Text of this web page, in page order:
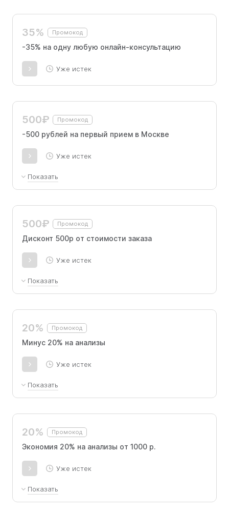
35% Промокод
-35% на одну любую онлайн-консультацию
Уже истек
500₽ Промокод
-500 рублей на первый прием в Москве
Уже истек
Показать
код вводится на сайте, применяется 1 раз.
500₽ Промокод
Дисконт 500р от стоимости заказа
Уже истек
Показать
вводится на сайте, применяется 1 раз.
20% Промокод
Минус 20% на анализы
Уже истек
Показать
20% Промокод
Экономия 20% на анализы от 1000 р.
Уже истек
Показать